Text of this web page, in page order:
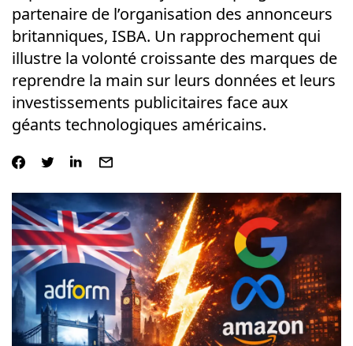
partenaire de l’organisation des annonceurs
britanniques, ISBA. Un rapprochement qui
illustre la volonté croissante des marques de
reprendre la main sur leurs données et leurs
investissements publicitaires face aux
géants technologiques américains.